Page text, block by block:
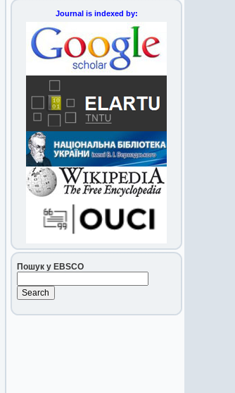
Journal is indexed by:
Пошук у EBSCO